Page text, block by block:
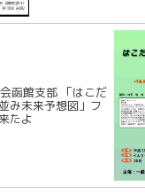
函館支部 「はこだ
み未来予想図」フ
たよ